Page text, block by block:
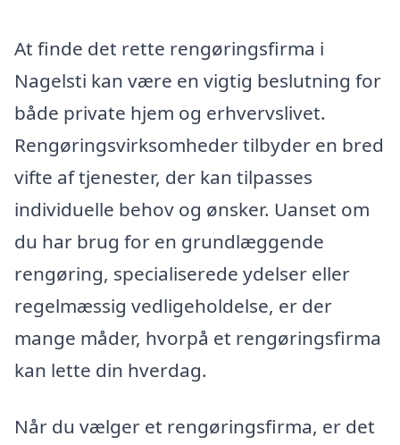
At finde det rette rengøringsfirma i
Nagelsti kan være en vigtig beslutning for
både private hjem og erhvervslivet.
Rengøringsvirksomheder tilbyder en bred
vifte af tjenester, der kan tilpasses
individuelle behov og ønsker. Uanset om
du har brug for en grundlæggende
rengøring, specialiserede ydelser eller
regelmæssig vedligeholdelse, er der
mange måder, hvorpå et rengøringsfirma
kan lette din hverdag.
Når du vælger et rengøringsfirma, er det